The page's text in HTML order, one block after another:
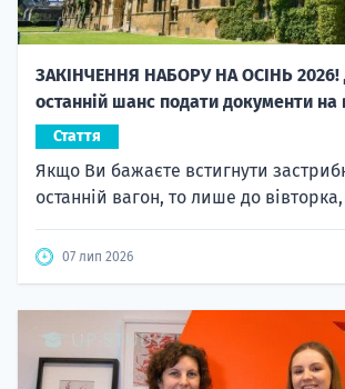
ЗАКІНЧЕННЯ НАБОРУ НА ОСІНЬ 2026!
останній шанс подати документи на
Стаття
Якщо Ви бажаєте встигнути
останній вагон, то лише до вівторка,
07 лип 2026